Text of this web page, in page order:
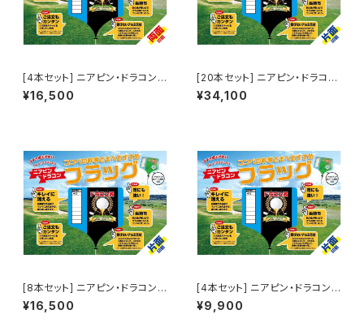
[4本セット] ニアピン・ドラコンフ
ラッグ（両面印刷）
¥16,500
[20本セット] ニアピン・ドラコン
フラッグ（片面印刷）
¥34,100
[8本セット] ニアピン・ドラコンフ
ラッグ（片面印刷）
¥16,500
[4本セット] ニアピン・ドラコンフ
ラッグ（片面印刷）
¥9,900